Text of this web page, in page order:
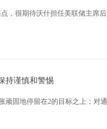
，很期待沃什担任美联储主席
持谨慎和警惕
固地停留在2的目标之上；对